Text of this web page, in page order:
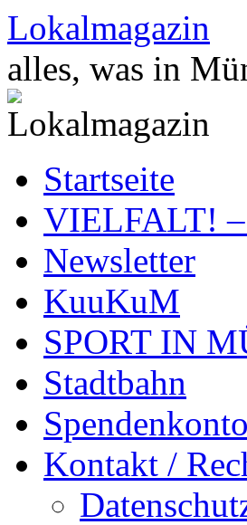
Zum
Inhalt
springen
Lokalmagazin
alles, was in
Startseite
VIELFALT!
Newsletter
KuuKuM
SPORT IN
Stadtbahn
Spendenkonto
Kontakt /